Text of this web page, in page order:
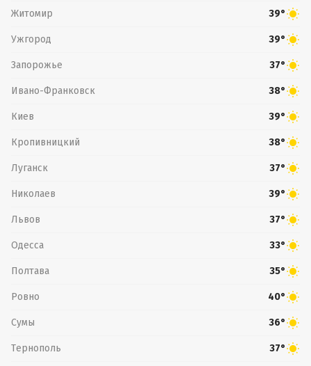
Житомир 39°
Ужгород 39°
Запорожье 37°
Ивано-Франковск 38°
Киев 39°
Кропивницкий 38°
Луганск 37°
Николаев 39°
Львов 37°
Одесса 33°
Полтава 35°
Ровно 40°
Сумы 36°
Тернополь 37°